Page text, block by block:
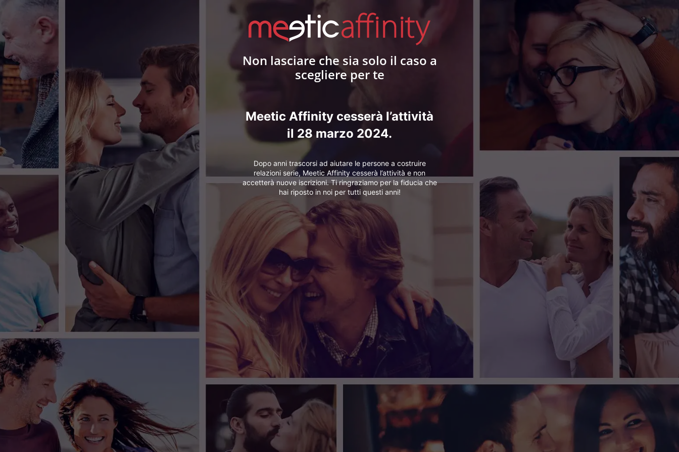
Non lasciare che sia solo il caso a
scegliere per te
Meetic Affinity cesserà l’attività
il 28 marzo 2024.
Dopo anni trascorsi ad aiutare le persone a costruire
relazioni serie, Meetic Affinity cesserà l’attività e non
accetterà nuove iscrizioni. Ti ringraziamo per la fiducia che
hai riposto in noi per tutti questi anni!